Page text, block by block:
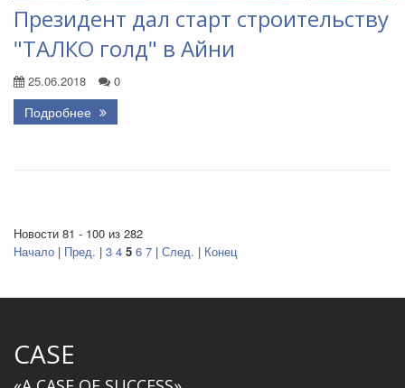
Президент дал старт строительству
"ТАЛКО голд" в Айни
25.06.2018 0
Подробнее
Новости 81 - 100 из 282
Начало | Пред. | 3 4 5 6 7 | След. | Конец
CASE